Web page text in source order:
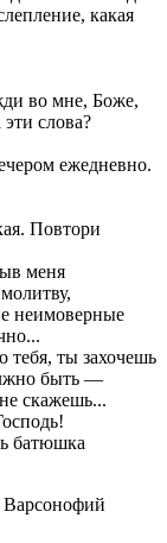
какая
во мне, Боже,
слова?
ежедневно.
Повтори
меня
неимоверные
тебя, ты захочешь
быть —
скажешь...
батюшка
Варсонофий